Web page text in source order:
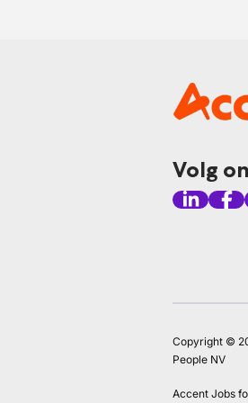
Volg
Copyright ©
People NV
Accent Jobs